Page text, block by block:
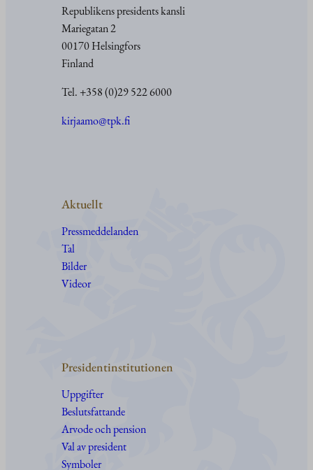
Republikens presidents kansli
Mariegatan 2
00170 Helsingfors
Finland
Tel. +358 (0)29 522 6000
kirjaamo@tpk.fi
Aktuellt
Pressmeddelanden
Tal
Bilder
Videor
Presidentinstitutionen
Uppgifter
Beslutsfattande
Arvode och pension
Val av president
Symboler